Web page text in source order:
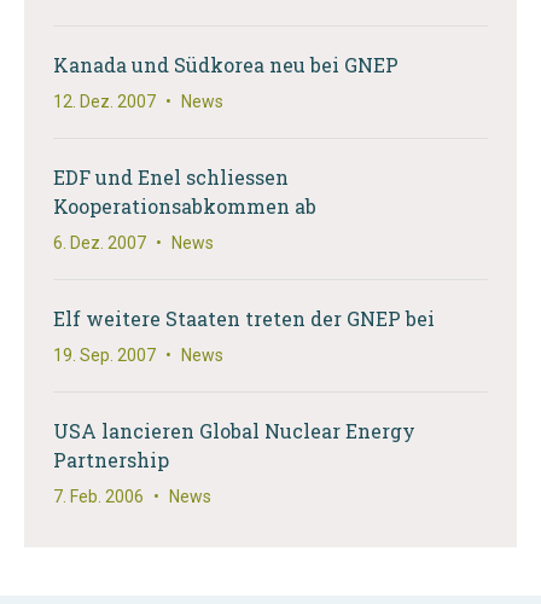
Kanada und Südkorea neu bei GNEP
12. Dez. 2007 • News
EDF und Enel schliessen
Kooperationsabkommen ab
6. Dez. 2007 • News
Elf weitere Staaten treten der GNEP bei
19. Sep. 2007 • News
USA lancieren Global Nuclear Energy
Partnership
7. Feb. 2006 • News